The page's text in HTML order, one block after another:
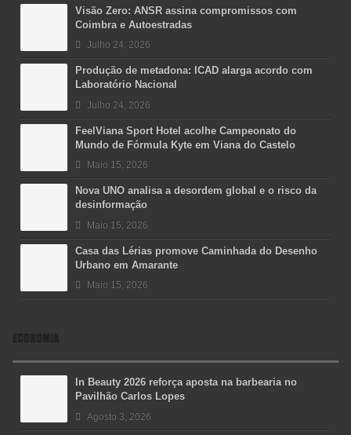
Visão Zero: ANSR assina compromissos com
Coimbra e Autoestradas
Julho 24, 2026
Produção de metadona: ICAD alarga acordo com
Laboratório Nacional
Julho 24, 2026
FeelViana Sport Hotel acolhe Campeonato do
Mundo de Fórmula Kyte em Viana do Castelo
Maio 15, 2026
Nova UNO analisa a desordem global e o risco da
desinformação
Maio 15, 2026
Casa das Lérias promove Caminhada do Desenho
Urbano em Amarante
Maio 15, 2026
ECONOMIA
In Beauty 2026 reforça aposta na barbearia no
Pavilhão Carlos Lopes
Agosto 3, 2026